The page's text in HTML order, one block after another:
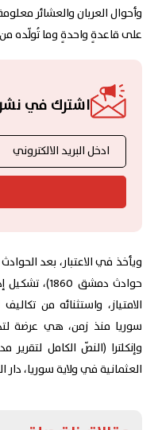
وأحوال العربان والعشائر
على قاعدةٍ واحدةٍ وما تُولّده
اشترك في
ويأخذ في الاعتبار، بعد
حوادث دمشق
الامتياز، واستثنائه من
سوريا منذ زمن، هي عرضة
وإنكلترا (النصّ الكامل
العثمانية في ولاية سوريا، دار المعارف